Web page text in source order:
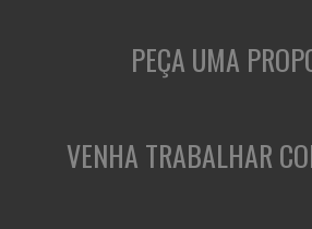
PEÇA UMA
VENHA TRABALHAR